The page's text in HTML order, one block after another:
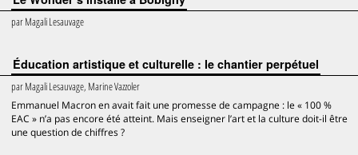
parMagali Lesauvage
Éducation artistique et culturelle : le chantier perpétuel
parMagali Lesauvage, Marine Vazzoler
Emmanuel Macron en avait fait une promesse de campagne : le « 100 %
EAC » n’a pas encore été atteint. Mais enseigner l’art et la culture doit-il être
une question de chiffres ?